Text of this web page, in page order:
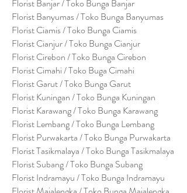
Florist Banjar / Toko Bunga Banjar
Florist Banyumas / Toko Bunga Banyumas
Florist Ciamis / Toko Bunga Ciamis
Florist Cianjur / Toko Bunga Cianjur
Florist Cirebon / Toko Bunga Cirebon
Florist Cimahi / Toko Buga Cimahi
Florist Garut / Toko Bunga Garut
Florist Kuningan / Toko Bunga Kuningan
Florist Karawang / Toko Bunga Karawang
Florist Lembang / Toko Bunga Lembang
Florist Purwakarta / Toko Bunga Purwakarta
Florist Tasikmalaya / Toko Bunga Tasikmalaya
Florist Subang / Toko Bunga Subang
Florist Indramayu / Toko Bunga Indramayu